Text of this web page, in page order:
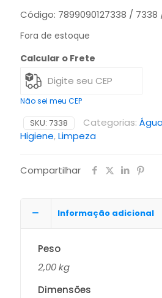
Código: 7899090127338 / 7338
Fora de estoque
Calcular o Frete
Não sei meu CEP
SKU: 7338 Categorias:
Higiene,Limpeza
Compartilhar
Informação adicional
Peso
2,00 kg
Dimensões